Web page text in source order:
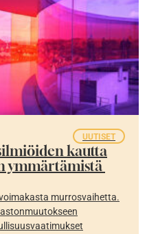
UUTISET
kautta
ymmärtämistä
murrosvaihetta.